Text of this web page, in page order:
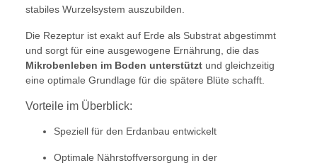
stabiles Wurzelsystem auszubilden.
Die Rezeptur ist exakt auf Erde als Substrat abgestimmt
und sorgt für eine ausgewogene Ernährung, die das
Mikrobenleben im Boden unterstützt und gleichzeitig
eine optimale Grundlage für die spätere Blüte schafft.
Vorteile im Überblick:
Speziell für den Erdanbau entwickelt
Optimale Nährstoffversorgung in der